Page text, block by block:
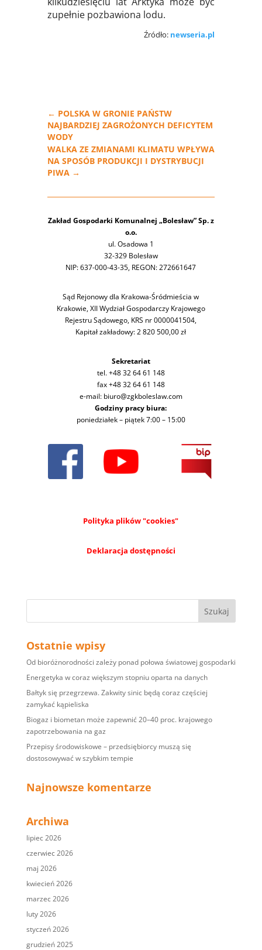
zupełnie pozbawiona lodu.
Źródło: newseria.pl
← POLSKA W GRONIE PAŃSTW
NAJBARDZIEJ ZAGROŻONYCH DEFICYTEM
WODY
WALKA ZE ZMIANAMI KLIMATU WPŁYWA
NA SPOSÓB PRODUKCJI I DYSTRYBUCJI
PIWA→
Zakład Gospodarki Komunalnej „Bolesław” Sp. z
o.o.
ul. Osadowa 1
32-329 Bolesław
NIP: 637-000-43-35, REGON: 272661647
Sąd Rejonowy dla Krakowa-Śródmieścia w
Krakowie, XII Wydział Gospodarczy Krajowego
Rejestru Sądowego, KRS nr 0000041504,
Kapitał zakładowy: 2 820 500,00 zł
Sekretariat
tel. +48 32 64 61 148
fax +48 32 64 61 148
e-mail: biuro@zgkboleslaw.com
Godziny pracy biura:
poniedziałek – piątek 7:00 – 15:00
Polityka plików "cookies"
Deklaracja dostępności
Ostatnie wpisy
Od bioróżnorodności zależy ponad połowa światowej gospodarki
Energetyka w coraz większym stopniu oparta na danych
Bałtyk się przegrzewa. Zakwity sinic będą coraz częściej
zamykać kąpieliska
Biogaz i biometan może zapewnić 20–40 proc. krajowego
zapotrzebowania na gaz
Przepisy środowiskowe – przedsiębiorcy muszą się
dostosowywać w szybkim tempie
Najnowsze komentarze
Archiwa
lipiec 2026
czerwiec 2026
maj 2026
kwiecień 2026
marzec 2026
luty 2026
styczeń 2026
grudzień 2025